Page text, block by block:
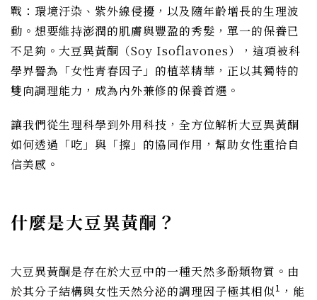
戰：環境汙染、紫外線侵擾，以及隨年齡增長的生理波
動。想要維持澎潤的肌膚與豐盈的秀髮，單一的保養已
不足夠。大豆異黃酮（Soy Isoflavones），這項被科
學界譽為「女性青春因子」的植萃精華，正以其獨特的
雙向調理能力，成為內外兼修的保養首選。
讓我們從生理科學到外用科技，全方位解析大豆異黃酮
如何透過「吃」與「擦」的協同作用，幫助女性重拾自
信美感。
什麼是大豆異黃酮？
大豆異黃酮是存在於大豆中的一種天然多酚類物質。由
於其分子結構與女性天然分泌的調理因子極其相似1 ，能